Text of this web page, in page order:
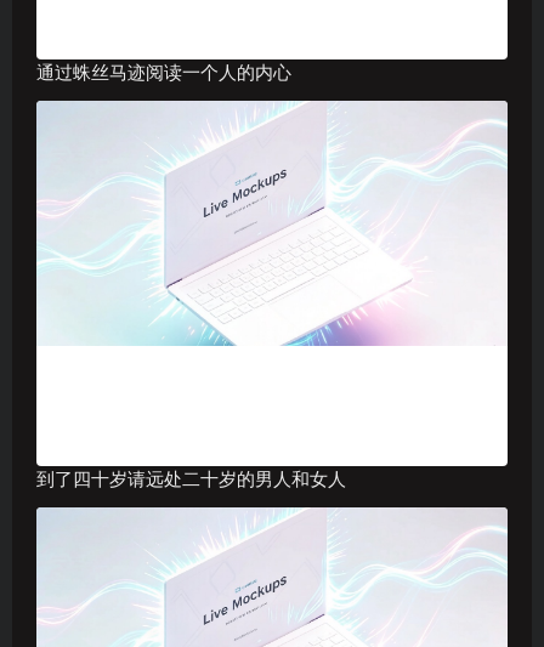
通过蛛丝马迹阅读一个人的内心
到了四十岁请远处二十岁的男人和女人